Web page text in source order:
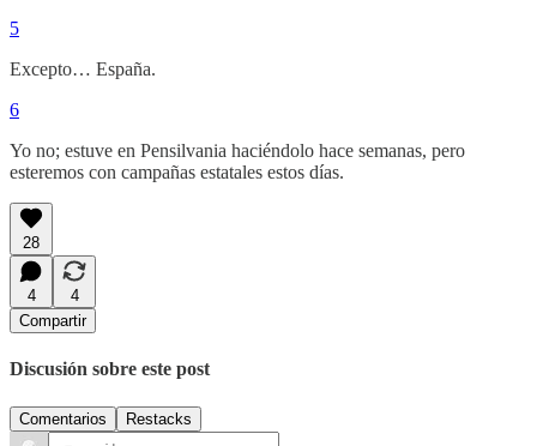
5
Excepto… España.
6
Yo no; estuve en Pensilvania haciéndolo hace semanas, pero
esteremos con campañas estatales estos días.
28
4
4
Compartir
Discusión sobre este post
Comentarios Restacks